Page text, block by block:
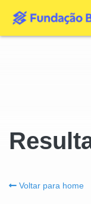
Voltar para home